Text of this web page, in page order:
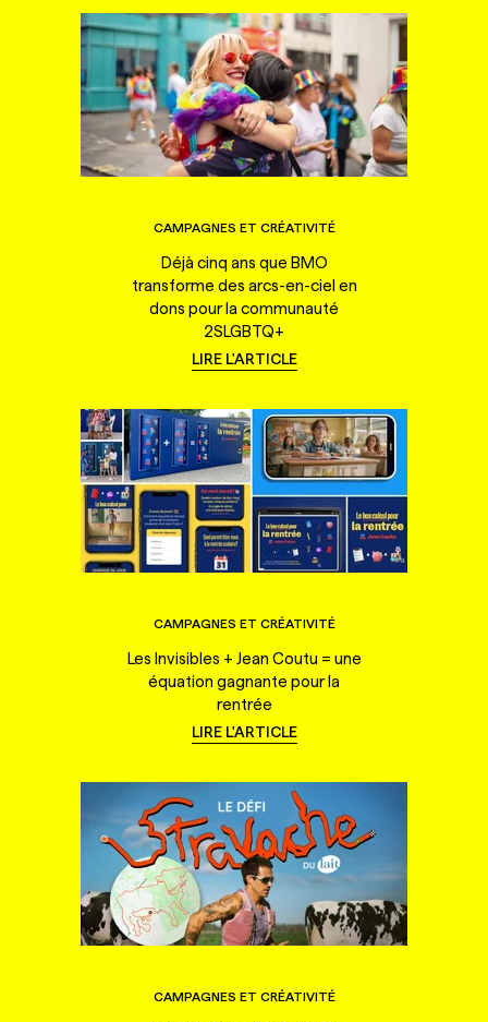
CAMPAGNES ET CRÉATIVITÉ
Déjà cinq ans que BMO
transforme des arcs-en-ciel en
dons pour la communauté
2SLGBTQ+
LIRE L'ARTICLE
CAMPAGNES ET CRÉATIVITÉ
Les Invisibles + Jean Coutu = une
équation gagnante pour la
rentrée
LIRE L'ARTICLE
CAMPAGNES ET CRÉATIVITÉ